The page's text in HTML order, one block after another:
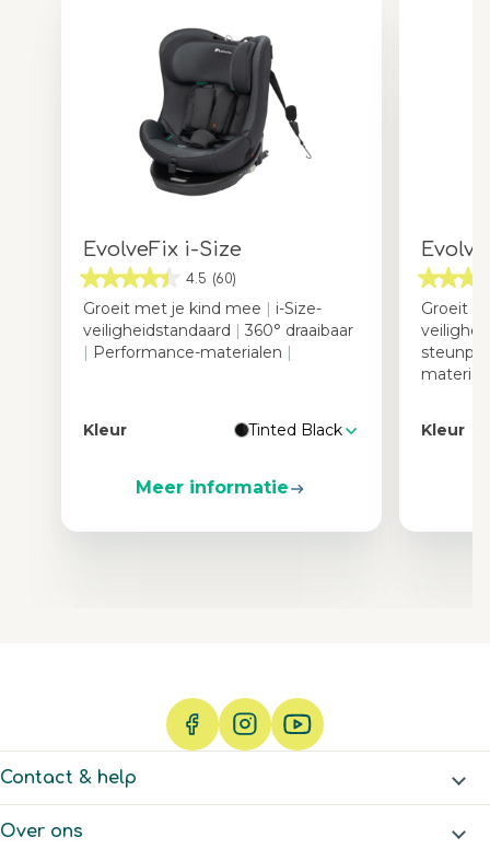
EvolveFix i-Size
4.5 (60)
Groeit met je kind mee | i-Size-
veiligheidstandaard | 360° draaibaar
| Performance-materialen |
Kleur Tinted Black
Meer informatie
Groeit
Kleur
Contact & help
Over ons